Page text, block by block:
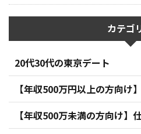
カテゴ
20代30代の東京デート
【年収500万円以上の方向け
【年収500万未満の方向け】